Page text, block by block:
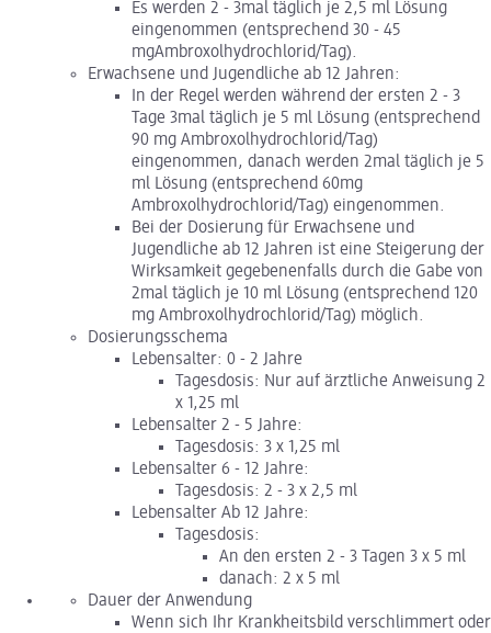
Es werden 2 - 3mal täglich je 2,5 ml Lösung
eingenommen (entsprechend 30 - 45
mgAmbroxolhydrochlorid/Tag).
Erwachsene und Jugendliche ab 12 Jahren:
In der Regel werden während der ersten 2 - 3
Tage 3mal täglich je 5 ml Lösung (entsprechend
90 mg Ambroxolhydrochlorid/Tag)
eingenommen, danach werden 2mal täglich je 5
ml Lösung (entsprechend 60mg
Ambroxolhydrochlorid/Tag) eingenommen.
Bei der Dosierung für Erwachsene und
Jugendliche ab 12 Jahren ist eine Steigerung der
Wirksamkeit gegebenenfalls durch die Gabe von
2mal täglich je 10 ml Lösung (entsprechend 120
mg Ambroxolhydrochlorid/Tag) möglich.
Dosierungsschema
Lebensalter: 0 - 2 Jahre
Tagesdosis: Nur auf ärztliche Anweisung 2
x 1,25 ml
Lebensalter 2 - 5 Jahre:
Tagesdosis: 3 x 1,25 ml
Lebensalter 6 - 12 Jahre:
Tagesdosis: 2 - 3 x 2,5 ml
Lebensalter Ab 12 Jahre:
Tagesdosis:
An den ersten 2 - 3 Tagen 3 x 5 ml
danach: 2 x 5 ml
Dauer der Anwendung
Wenn sich Ihr Krankheitsbild verschlimmert oder